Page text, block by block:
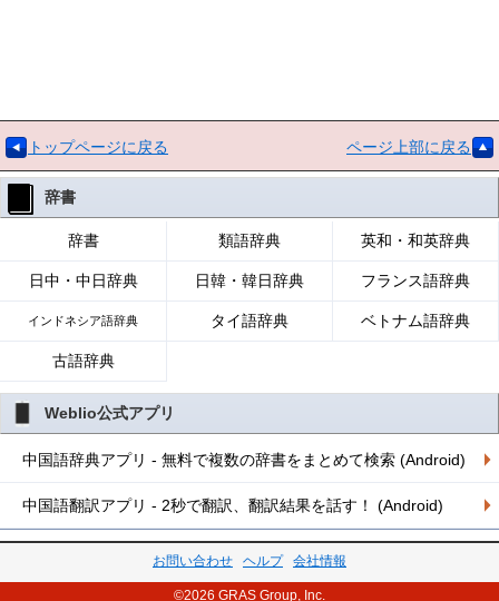
トップページに戻る ページ上部に戻る
辞書
辞書 類語辞典 英和・和英辞典
日中・中日辞典 日韓・韓日辞典 フランス語辞典
インドネシア語辞典 タイ語辞典 ベトナム語辞典
古語辞典
Weblio公式アプリ
中国語辞典アプリ - 無料で複数の辞書をまとめて検索 (Android)
中国語翻訳アプリ - 2秒で翻訳、翻訳結果を話す！ (Android)
お問い合わせ ヘルプ 会社情報
©2026 GRAS Group, Inc.